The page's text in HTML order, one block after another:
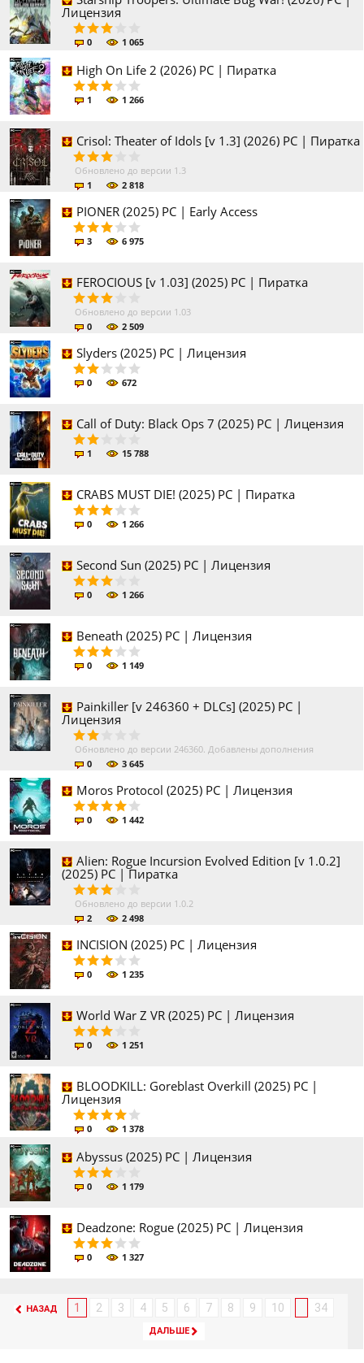
Лицензия
0 1 065
High On Life 2 (2026) PC | Пиратка
1 1 266
Crisol: Theater of Idols [v 1.3] (2026) PC | Пиратка
Обновлено до версии 1.3
1
2 818
PIONER (2025) PC | Early Access
3 6 975
FEROCIOUS [v 1.03] (2025) PC | Пиратка
Обновлено до версии 1.03
0
2 509
Slyders (2025) PC | Лицензия
0 672
Call of Duty: Black Ops 7 (2025) PC | Лицензия
1 15 788
CRABS MUST DIE! (2025) PC | Пиратка
0 1 266
Second Sun (2025) PC | Лицензия
0 1 266
Beneath (2025) PC | Лицензия
0 1 149
Painkiller [v 246360 + DLCs] (2025) PC |
Лицензия
Обновлено до версии 246360. Добавлены дополнения
0
3 645
Moros Protocol (2025) PC | Лицензия
0 1 442
Alien: Rogue Incursion Evolved Edition [v 1.0.2]
(2025) PC | Пиратка
Обновлено до версии 1.0.2
2
2 498
INCISION (2025) PC | Лицензия
0 1 235
World War Z VR (2025) PC | Лицензия
0 1 251
BLOODKILL: Goreblast Overkill (2025) PC |
Лицензия
0 1 378
Abyssus (2025) PC | Лицензия
0 1 179
Deadzone: Rogue (2025) PC | Лицензия
0 1 327
НАЗАД 1 2 3 4 5 6 7 8 9 10 34
ДАЛЬШЕ